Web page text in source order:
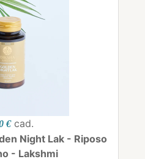
€ cad.
Night Lak - Riposo
- Lakshmi